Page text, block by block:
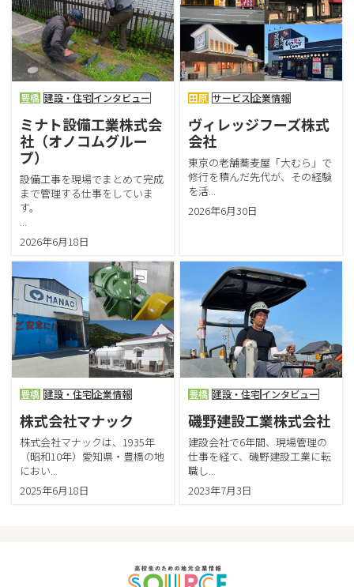
豊橋 建設・住宅インタビュー
ミナト設備工業株式会
社（オノコムグルー
プ）
設備工事を現場でまとめて完成
まで管理する仕事をしていま
す。
...
2026年6月18日
田原 サービス企業情報
ヴィレッジフーズ株式
会社
東京の老舗蕎麦屋「大むら」で
修行を積んだ先代が、その経験
を活...
2026年6月30日
豊橋 建設・住宅企業情報
株式会社マナック
株式会社マナックは、1935年
（昭和10年）愛知県・豊橋の地
におい...
2025年6月18日
豊橋 建設・住宅インタビュー
磯野建設工業株式会社
建設会社で6年間、現場管理の
仕事を経て、磯野建設工業に転
職し...
2023年7月3日